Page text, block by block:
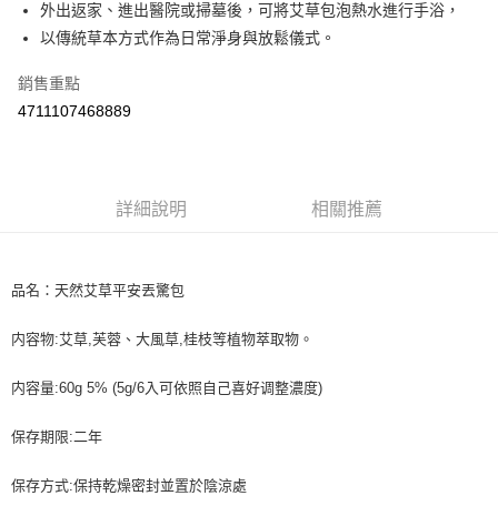
ATM／網路銀行／等多元方式進行付款，方視為交易完成。
※ 請注意：結帳手續完成當下不需立刻繳費，但若您需要取消訂單，請聯絡
後付繳納相關費用。
是否繳費成功／繳費後需取消欲退款等相關疑問，請聯繫「AFTEE先享後付
１．透過由恩沛科技股份有限公司提供之「AFTEE先享後付」服務完成之交
易，需依本服務之必要範圍內提供個人資料，並將交易相關給付款項請求債
３．未成年的使用者請事先徵得法定代理人或監護人之同意方可使用
任。
請求用戶進行身份認證。
恩沛科技股份有限公司將有權停止該用戶之使用額度並採取法律行動。
7-11取貨付款
每筆NT$100，滿NT$590(含以上)免運費
外出返家、進出醫院或掃墓後，可將艾草包泡熱水進行手浴，
以傳統草本方式作為日常淨身與放鬆儀式。
銷售重點
4711107468889
詳細說明 相關推薦
品名：天然艾草平安丟驚包
内容物:艾草,芙蓉、大風草,桂枝等植物萃取物。
内容量:60g 5% (5g/6入可依照自己喜好调整濃度)
保存期限:二年
保存方式:保持乾燥密封並置於陰涼處